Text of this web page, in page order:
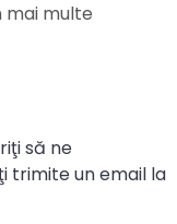
mai multe
să ne
trimite un email la